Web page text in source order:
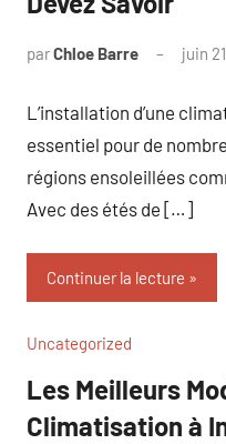
parChloe Barre juin
L’installation d’une
essentiel pour de
régions ensoleillées
Avec des étés de […]
Continuer la lecture
Uncategorized
Les Meilleurs
Climatisation à